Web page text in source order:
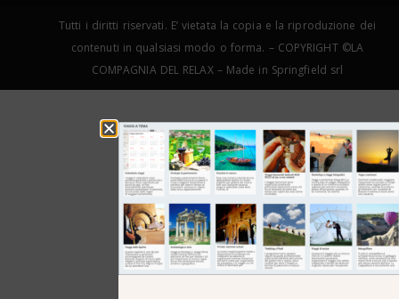
Tutti i diritti riservati. E’ vietata la copia e la riproduzione dei
contenuti in qualsiasi modo o forma. – COPYRIGHT ©LA
COMPAGNIA DEL RELAX – Made in Springfield srl